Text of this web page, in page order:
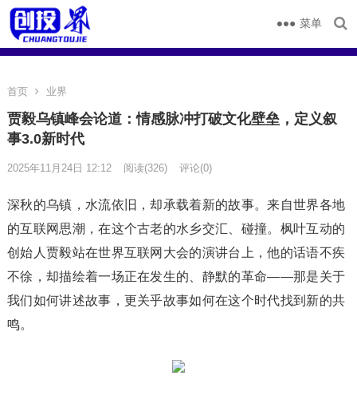
菜单
首页 业界
贾毅乌镇峰会论道：情感脉冲打破文化壁垒，定义叙
事3.0新时代
2025年11月24日 12:12 阅读(326) 评论(0)
深秋的乌镇，水流依旧，却承载着新的故事。来自世界各地
的互联网思潮，在这个古老的水乡交汇、碰撞。枫叶互动的
创始人贾毅站在世界互联网大会的演讲台上，他的话语不疾
不徐，却描绘着一场正在发生的、静默的革命——那是关于
我们如何讲述故事，更关乎故事如何在这个时代找到新的共
鸣。